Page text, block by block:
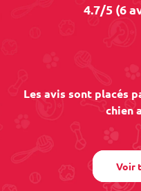
4.7/5 (6
Les avis sont placés
chien
Voir